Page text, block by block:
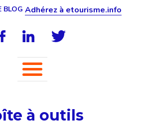
BLOG Adhérez à etourisme.info
à outils